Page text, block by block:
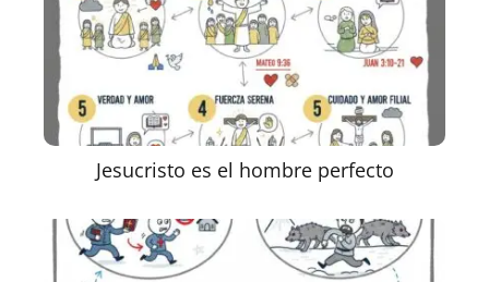
Jesucristo es el hombre perfecto